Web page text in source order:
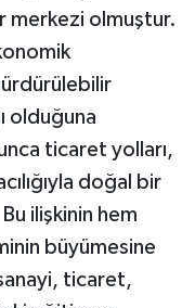
merkezi olmuştur.
olduğuna
ticaret yolları,
doğal bir
ilişkinin hem
büyümesine
ticaret,